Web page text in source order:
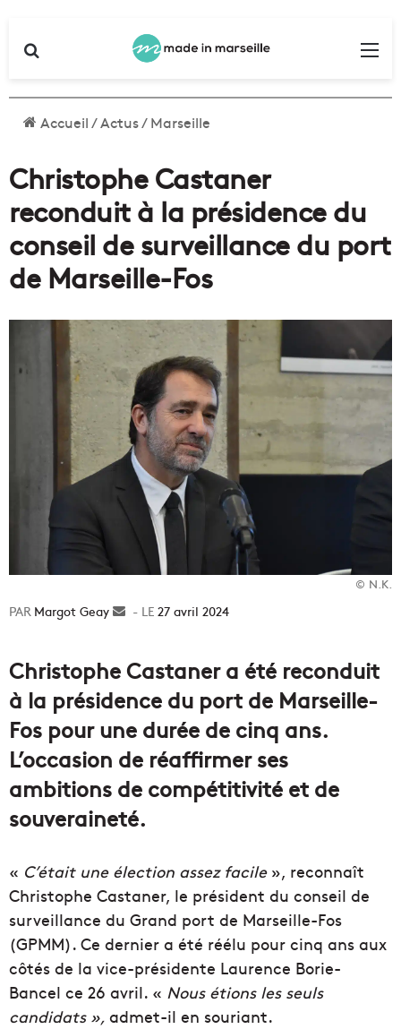
Accueil/Actus/Marseille
Christophe Castaner
reconduit à la présidence du
conseil de surveillance du port
de Marseille-Fos
© N.K.
Margot Geay
Envoyer27 avril 2024
Christophe Castaner a été reconduit
à la présidence du port de Marseille-
Fos pour une durée de cinq ans.
L’occasion de réaffirmer ses
ambitions de compétitivité et de
souveraineté.
« C’était une élection assez facile», reconnaît
Christophe Castaner, le président du conseil de
surveillance du Grand port de Marseille-Fos
(GPMM). Ce dernier a été réélu pour cinq ans aux
côtés de la vice-présidente Laurence Borie-
Bancel ce 26 avril. « Nous étions les seuls
candidats », admet-il en souriant.